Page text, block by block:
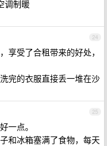
调制暖
24
享受了合租带来的好处，
完的衣服直接丢一堆在沙
25
一点。
和冰箱塞满了食物，每天